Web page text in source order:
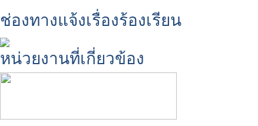
ช่องทางแจ้งเรื่องร้องเรียน
หน่วยงานที่เกี่ยวข้อง